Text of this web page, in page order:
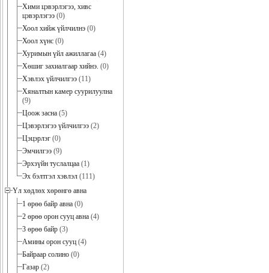
Хими цэвэрлэгээ, хивс
цэвэрлэгээ (0)
Хоол хийж үйлчилнэ (0)
Хоол хүнс (0)
Хуримын үйл ажиллагаа (4)
Хөшиг захиалгаар хийнэ. (0)
Хэвлэх үйлчилгээ (11)
Хяналтын камер суурилуулна
(9)
Цоож засна (5)
Цэвэрлэгээ үйлчилгээ (2)
Цэцэрлэг (0)
Эмчилгээ (9)
Эрхзүйн туслалцаа (1)
Эх бэлтгэл хэвлэл (111)
Үл хөдлөх хөрөнгө авна
1 өрөө байр авна (0)
2 өрөө орон сууц авна (4)
3 өрөө байр (3)
Амины орон сууц (4)
Байраар солино (0)
Газар (2)